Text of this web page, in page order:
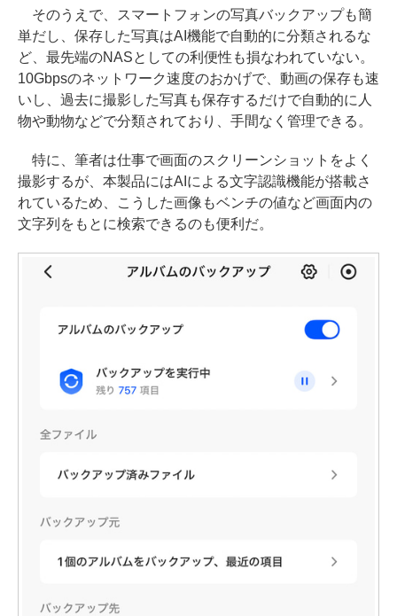
そのうえで、スマートフォンの写真バックアップも簡
単だし、保存した写真はAI機能で自動的に分類されるな
ど、最先端のNASとしての利便性も損なわれていない。
10Gbpsのネットワーク速度のおかげで、動画の保存も速
いし、過去に撮影した写真も保存するだけで自動的に人
物や動物などで分類されており、手間なく管理できる。
特に、筆者は仕事で画面のスクリーンショットをよく
撮影するが、本製品にはAIによる文字認識機能が搭載さ
れているため、こうした画像もベンチの値など画面内の
文字列をもとに検索できるのも便利だ。